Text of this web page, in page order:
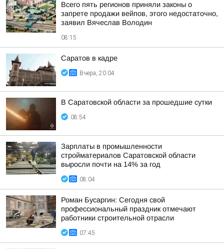
Всего пять регионов приняли законы о
запрете продажи вейпов, этого недостаточно,
заявил Вячеслав Володин
08:15
Саратов в кадре
Вчера, 20:04
В Саратовской области за прошедшие сутки
08:54
Зарплаты в промышленности
стройматериалов Саратовской области
выросли почти на 14% за год
08:04
Роман Бусаргин: Сегодня свой
профессиональный праздник отмечают
работники строительной отрасли
07:45